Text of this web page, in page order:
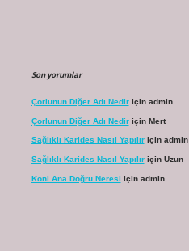
Son yorumlar
Çorlunun Diğer Adı Nediriçin admin
Çorlunun Diğer Adı Nediriçin Mert
Sağlıklı Karides Nasıl Yapılıriçin admin
Sağlıklı Karides Nasıl Yapılıriçin Uzun
Koni Ana Doğru Neresi için admin